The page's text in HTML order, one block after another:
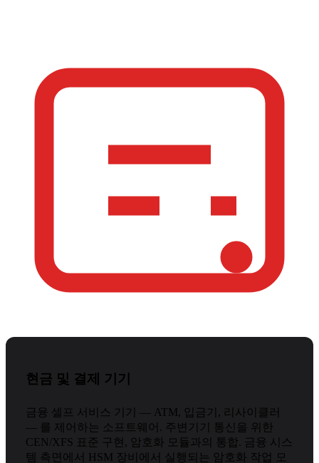
현금 및 결제 기기
금융 셀프 서비스 기기 — ATM, 입금기, 리사이클러
— 를 제어하는 소프트웨어. 주변기기 통신을 위한
CEN/XFS 표준 구현, 암호화 모듈과의 통합. 금융 시스
템 측면에서 HSM 장비에서 실행되는 암호화 작업 모